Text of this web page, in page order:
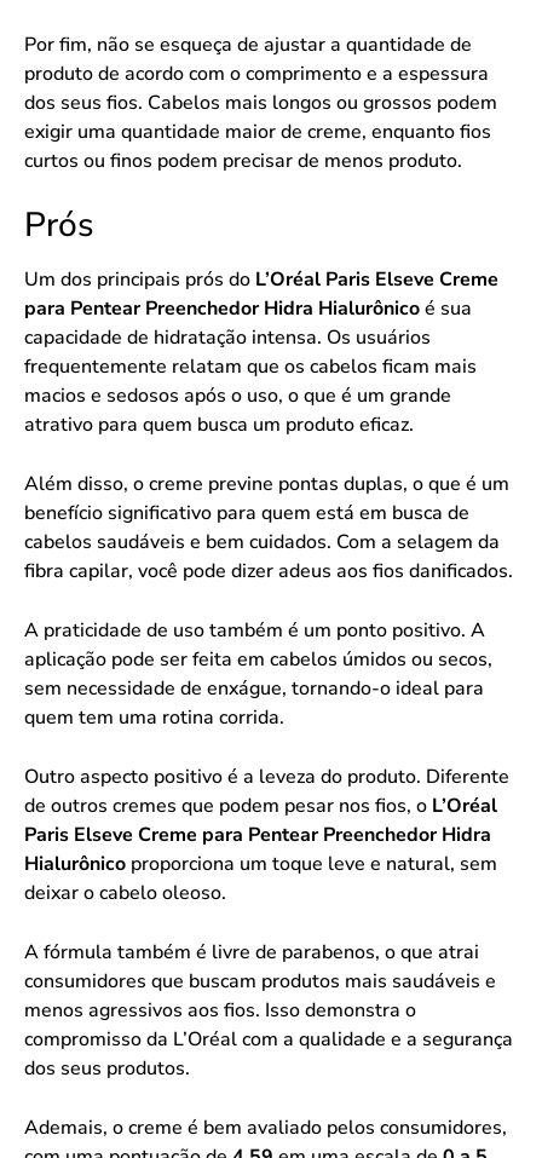
Por fim, não se esqueça de ajustar a quantidade de
produto de acordo com o comprimento e a espessura
dos seus fios. Cabelos mais longos ou grossos podem
exigir uma quantidade maior de creme, enquanto fios
curtos ou finos podem precisar de menos produto.
Prós
Um dos principais prós do L’Oréal Paris Elseve Creme
para Pentear Preenchedor Hidra Hialurônicoé sua
capacidade de hidratação intensa. Os usuários
frequentemente relatam que os cabelos ficam mais
macios e sedosos após o uso, o que é um grande
atrativo para quem busca um produto eficaz.
Além disso, o creme previne pontas duplas, o que é um
benefício significativo para quem está em busca de
cabelos saudáveis e bem cuidados. Com a selagem da
fibra capilar, você pode dizer adeus aos fios danificados.
A praticidade de uso também é um ponto positivo. A
aplicação pode ser feita em cabelos úmidos ou secos,
sem necessidade de enxágue, tornando-o ideal para
quem tem uma rotina corrida.
Outro aspecto positivo é a leveza do produto. Diferente
de outros cremes que podem pesar nos fios, o L’Oréal
Paris Elseve Creme para Pentear Preenchedor Hidra
Hialurônico proporciona um toque leve e natural, sem
deixar o cabelo oleoso.
A fórmula também é livre de parabenos, o que atrai
consumidores que buscam produtos mais saudáveis e
menos agressivos aos fios. Isso demonstra o
compromisso da L’Oréal com a qualidade e a segurança
dos seus produtos.
Ademais, o creme é bem avaliado pelos consumidores,